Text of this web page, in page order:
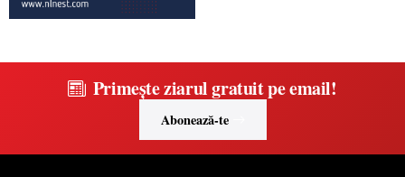
Primește ziarul gratuit pe email!
Abonează-te